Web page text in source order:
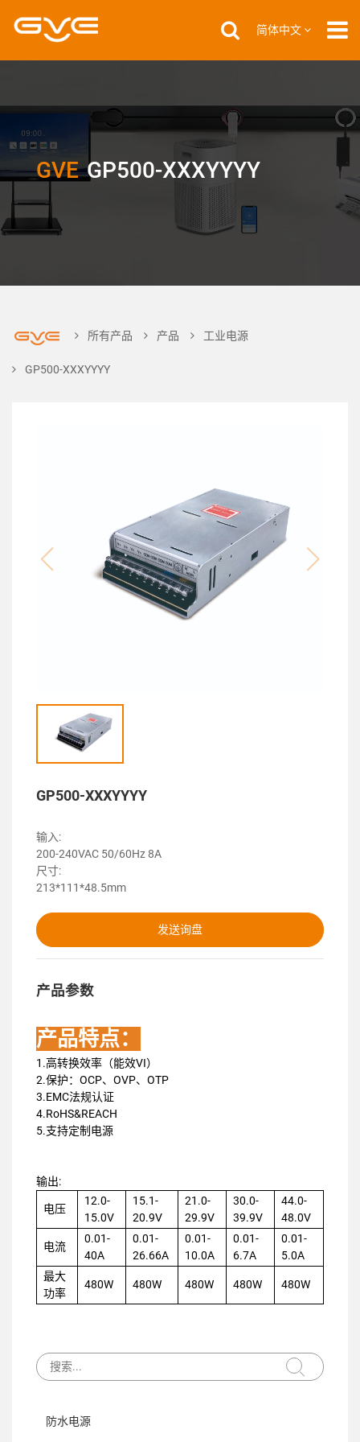
简体中文
GVE GP500-XXXYYYY
所有产品 产品 工业电源
GP500-XXXYYYY
GP500-XXXYYYY
输入:
200-240VAC 50/60Hz 8A
尺寸:
213*111*48.5mm
发送询盘
产品参数
产品特点：
1.高转换效率（能效VI）
2.保护：OCP、OVP、OTP
3.EMC法规认证
4.RoHS&REACH
5.支持定制电源
输出:
电压
12.0-
15.0V
15.1-
20.9V
21.0-
29.9V
30.0-
39.9V
44.0-
48.0V
电流
0.01-
40A
0.01-
26.66A
0.01-
10.0A
0.01-
6.7A
0.01-
5.0A
最大
功率
480W 480W 480W 480W 480W
防水电源